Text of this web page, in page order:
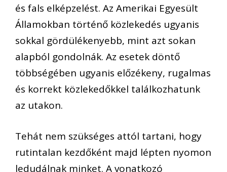
és fals elképzelést. Az Amerikai Egyesült
Államokban történő közlekedés ugyanis
sokkal gördülékenyebb, mint azt sokan
alapból gondolnák. Az esetek döntő
többségében ugyanis előzékeny, rugalmas
és korrekt közlekedőkkel találkozhatunk
az utakon.
Tehát nem szükséges attól tartani, hogy
rutintalan kezdőként majd lépten nyomon
ledudálnak minket. A vonatkozó